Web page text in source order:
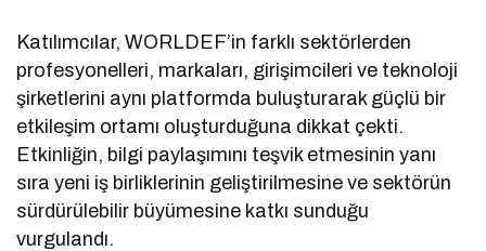
Katılımcılar, WORLDEF’in farklı sektörlerden
profesyonelleri, markaları, girişimcileri ve teknoloji
şirketlerini aynı platformda buluşturarak güçlü bir
etkileşim ortamı oluşturduğuna dikkat çekti.
Etkinliğin, bilgi paylaşımını teşvik etmesinin yanı
sıra yeni iş birliklerinin geliştirilmesine ve sektörün
sürdürülebilir büyümesine katkı sunduğu
vurgulandı.